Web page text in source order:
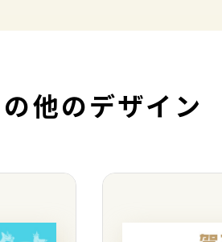
他のデザイン